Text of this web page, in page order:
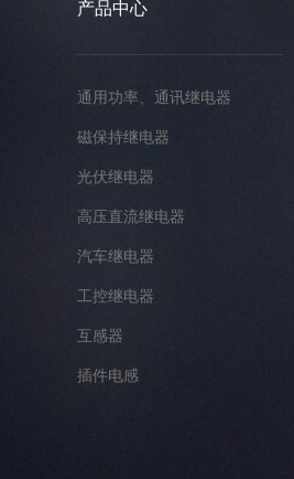
产品中心
通用功率、通讯继电器
磁保持继电器
光伏继电器
高压直流继电器
汽车继电器
工控继电器
互感器
插件电感